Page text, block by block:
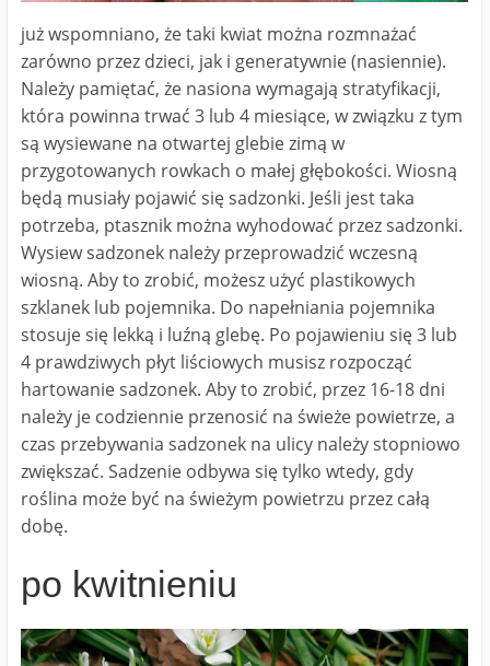
już wspomniano, że taki kwiat można rozmnażać
zarówno przez dzieci, jak i generatywnie (nasiennie).
Należy pamiętać, że nasiona wymagają stratyfikacji,
która powinna trwać 3 lub 4 miesiące, w związku z tym
są wysiewane na otwartej glebie zimą w
przygotowanych rowkach o małej głębokości. Wiosną
będą musiały pojawić się sadzonki. Jeśli jest taka
potrzeba, ptasznik można wyhodować przez sadzonki.
Wysiew sadzonek należy przeprowadzić wczesną
wiosną. Aby to zrobić, możesz użyć plastikowych
szklanek lub pojemnika. Do napełniania pojemnika
stosuje się lekką i luźną glebę. Po pojawieniu się 3 lub
4 prawdziwych płyt liściowych musisz rozpocząć
hartowanie sadzonek. Aby to zrobić, przez 16-18 dni
należy je codziennie przenosić na świeże powietrze, a
czas przebywania sadzonek na ulicy należy stopniowo
zwiększać. Sadzenie odbywa się tylko wtedy, gdy
roślina może być na świeżym powietrzu przez całą
dobę.
po kwitnieniu